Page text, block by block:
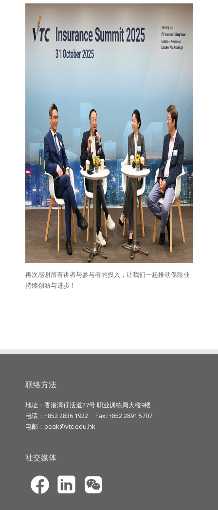
再次感谢所有讲者与参与者的投入，让我们一起推动保险业
持续创新与进步！
联络方法
地址：香港湾仔活道27号 职业训练局大楼9楼
电话：+852 2836 1922
Fax: +852 2891 5707
电邮： peak@vtc.edu.hk
社交媒体